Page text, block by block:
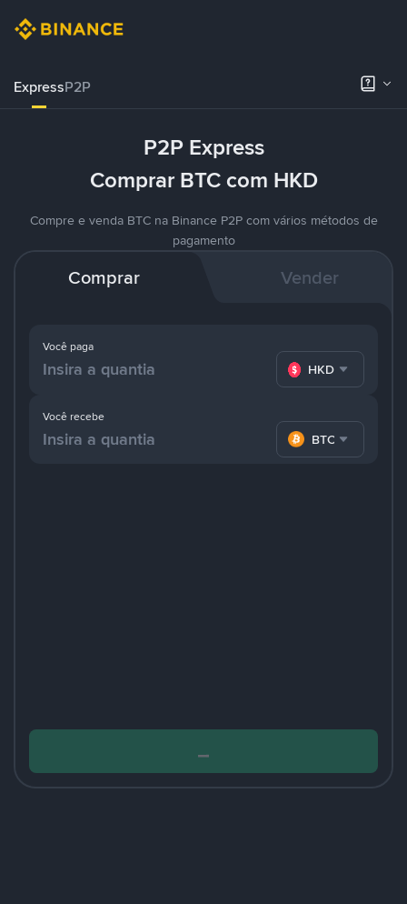
ExpressP2P
P2P Express
Comprar BTC com HKD
Compre e venda BTC na Binance P2P com vários métodos de
pagamento
Comprar Vender
Você paga
HKD
Você recebe
BTC